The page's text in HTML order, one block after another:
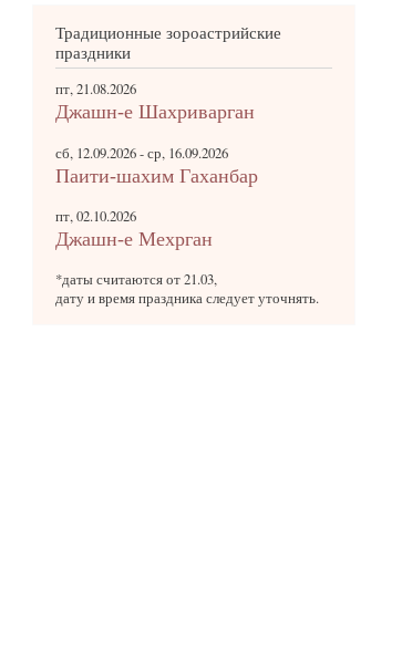
Традиционные зороастрийские
праздники
пт, 21.08.2026
Джашн-е Шахриварган
сб, 12.09.2026-ср, 16.09.2026
Паити-шахим Гаханбар
пт, 02.10.2026
Джашн-е Мехрган
*даты считаются от 21.03,
дату и время праздника следует уточнять.